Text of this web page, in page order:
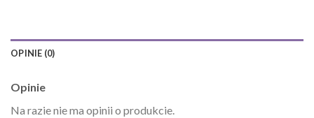
OPINIE (0)
Opinie
Na razie nie ma opinii o produkcie.